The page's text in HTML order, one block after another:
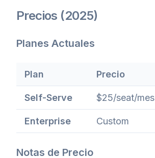
Precios (2025)
Planes Actuales
Plan Precio
Self-Serve $25/seat/mes
Enterprise Custom
Notas de Precio